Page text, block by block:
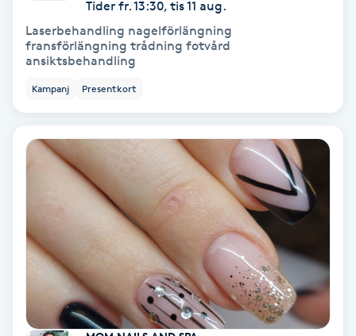
Läpptatuering
Makeup
Manikyr & Pedikyr
Massage
Medial vägledning
Medicinsk massage
Tider fr. 13:30, tis 11 aug.
Laserbehandling nagelförlängning
fransförlängning trådning fotvård
ansiktsbehandling
Kampanj Presentkort